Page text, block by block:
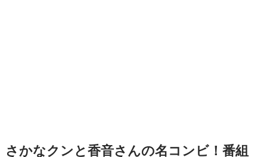
さかなクンと香音さんの名コンビ！番組